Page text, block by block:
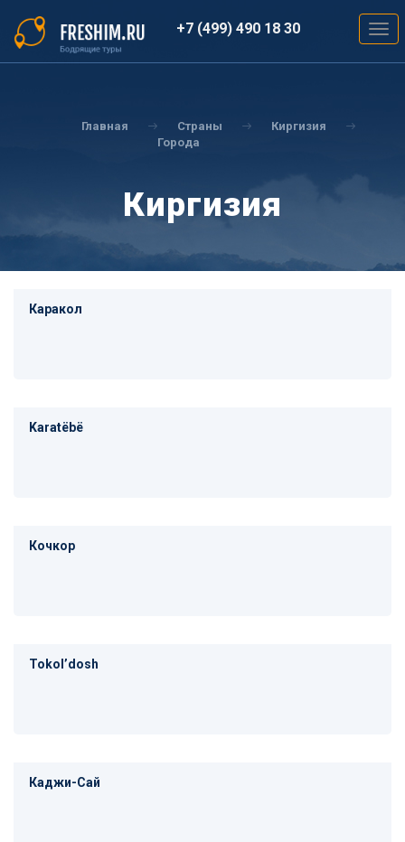
основному
содержанию
+7 (499) 490 18 30
Главная Страны
Киргизия
Города
Киргизия
Каракол
Karatëbë
Кочкор
Tokolʼdosh
Каджи-Сай